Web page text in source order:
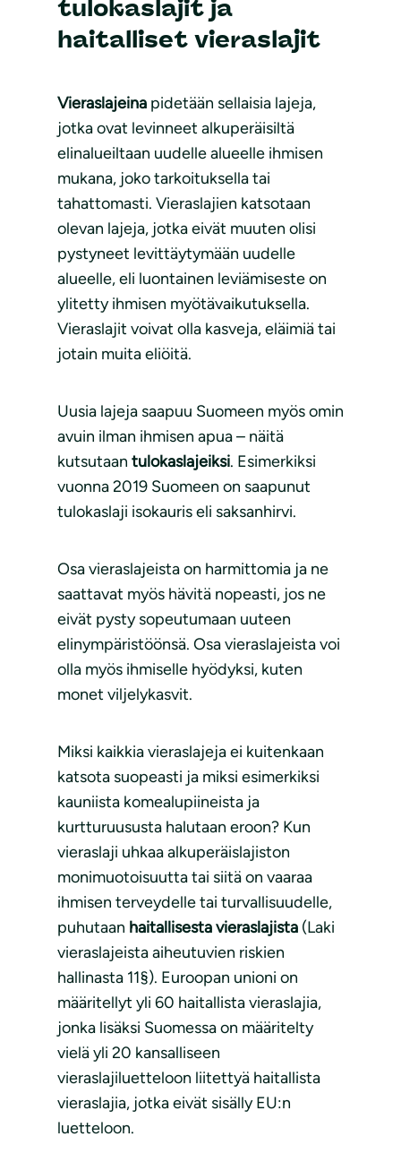
tulokaslajit ja
haitalliset vieraslajit
Vieraslajeina pidetään sellaisia lajeja,
jotka ovat levinneet alkuperäisiltä
elinalueiltaan uudelle alueelle ihmisen
mukana, joko tarkoituksella tai
tahattomasti. Vieraslajien katsotaan
olevan lajeja, jotka eivät muuten olisi
pystyneet levittäytymään uudelle
alueelle, eli luontainen leviämiseste on
ylitetty ihmisen myötävaikutuksella.
Vieraslajit voivat olla kasveja, eläimiä tai
jotain muita eliöitä.
Uusia lajeja saapuu Suomeen myös omin
avuin ilman ihmisen apua – näitä
kutsutaan tulokaslajeiksi. Esimerkiksi
vuonna 2019 Suomeen on saapunut
tulokaslaji isokauris eli saksanhirvi.
Osa vieraslajeista on harmittomia ja ne
saattavat myös hävitä nopeasti, jos ne
eivät pysty sopeutumaan uuteen
elinympäristöönsä. Osa vieraslajeista voi
olla myös ihmiselle hyödyksi, kuten
monet viljelykasvit.
Miksi kaikkia vieraslajeja ei kuitenkaan
katsota suopeasti ja miksi esimerkiksi
kauniista komealupiineista ja
kurtturuususta halutaan eroon? Kun
vieraslaji uhkaa alkuperäislajiston
monimuotoisuutta tai siitä on vaaraa
ihmisen terveydelle tai turvallisuudelle,
puhutaan haitallisesta vieraslajista (Laki
vieraslajeista aiheutuvien riskien
hallinasta 11§). Euroopan unioni on
määritellyt yli 60 haitallista vieraslajia,
jonka lisäksi Suomessa on määritelty
vielä yli 20 kansalliseen
vieraslajiluetteloon liitettyä haitallista
vieraslajia, jotka eivät sisälly EU:n
luetteloon.